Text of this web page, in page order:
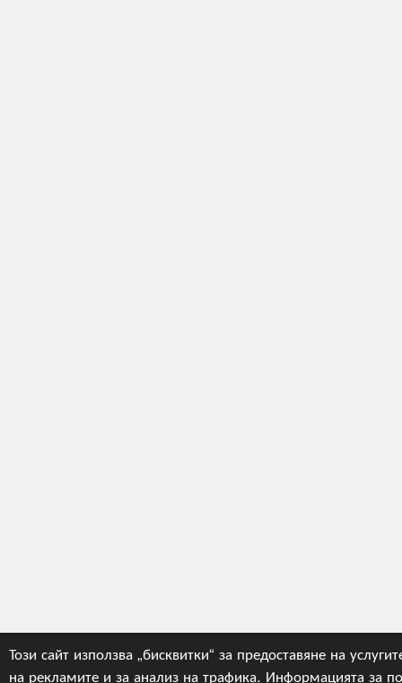
Този сайт използва „бисквитки“ за предоставяне на
на рекламите и за анализ на трафика. Информацията за